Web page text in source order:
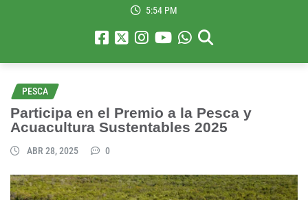
5:54 PM
PESCA
Participa en el Premio a la Pesca y
Acuacultura Sustentables 2025
ABR 28, 2025 0